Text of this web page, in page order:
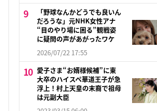
「野球なんかどうでも良いん
だろうな」元NHK女性アナ
“目のやり場に困る”観戦姿
に疑問の声があがったワケ
2026/07/22 17:55
愛子さま“お婿様候補”に東
大卒のハイスペ華道王子が急
浮上！村上天皇の末裔で祖母
は元副大臣